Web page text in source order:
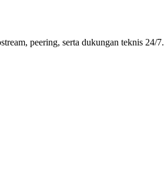
peering, serta dukungan teknis 24/7.